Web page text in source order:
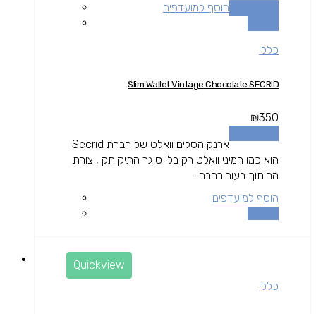
הוסף למועדפים
כללי
Slim Wallet Vintage Chocolate SECRID
₪350
ארנק הסלים וואלט של חברת Secrid
הוא כמו המיני וואלט רק בלי סוגר התיק תק , צורת
החיתוך בעור רחבה...
הוסף למועדפים
Quickview
כללי